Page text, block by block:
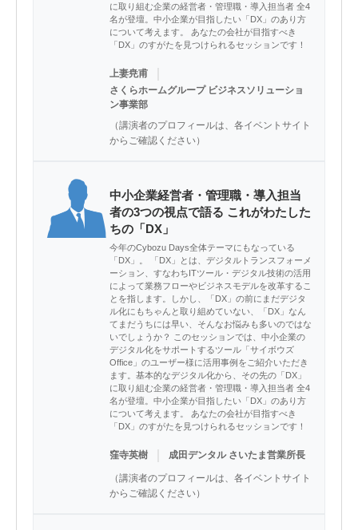
に取り組む企業の経営者・管理職・導入担当者 全4
名が登壇。中小企業が目指したい「DX」のあり方
について考えます。 あなたの会社が目指すべき
「DX」のすがたを見つけられるセッションです！
上妻尭甫
さくらホームグループ ビジネスソリューショ
ン事業部
（講演者のプロフィールは、各イベントサイト
からご確認ください）
中小企業経営者・管理職・導入担当
者の3つの視点で語る これがわたした
ちの「DX」
今年のCybozu Days全体テーマにもなっている
「DX」。 「DX」とは、デジタルトランスフォーメ
ーション、すなわちITツール・デジタル技術の活用
によって業務フローやビジネスモデルを改革するこ
とを指します。しかし、「DX」の前にまだデジタ
ル化にもちゃんと取り組めていない、「DX」なん
てまだうちには早い、そんなお悩みも多いのではな
いでしょうか？ このセッションでは、中小企業の
デジタル化をサポートするツール「サイボウズ
Office」のユーザー様に活用事例をご紹介いただき
ます。基本的なデジタル化から、その先の「DX」
に取り組む企業の経営者・管理職・導入担当者 全4
名が登壇。中小企業が目指したい「DX」のあり方
について考えます。 あなたの会社が目指すべき
「DX」のすがたを見つけられるセッションです！
窪寺英樹 成田デンタル さいたま営業所長
（講演者のプロフィールは、各イベントサイト
からご確認ください）